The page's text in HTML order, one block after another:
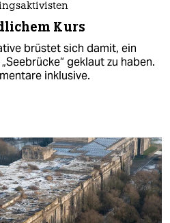
Kurs
brüstet sich damit, ein
geklaut zu haben.
inklusive.